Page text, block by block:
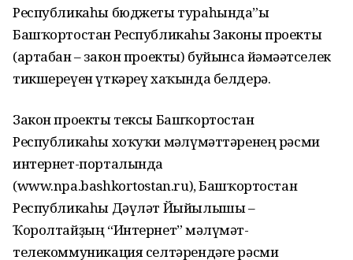
Республикаһы бюджеты тураһында”ғы
Башҡортостан Республикаһы Законы проекты
(артабан – закон проекты) буйынса йәмәғәтселек
тикшереүен үткәреү хаҡында белдерә.
Закон проекты тексы Башҡортостан
Республикаһы хоҡуҡи мәғлүмәттәренең рәсми
интернет-порталында
(www.npa.bashkortostan.ru), Башҡортостан
Республикаһы Дәүләт Йыйылышы –
Ҡоролтайҙың “Интернет” мәғлүмәт-
телекоммуникация селтәрендәге рәсми